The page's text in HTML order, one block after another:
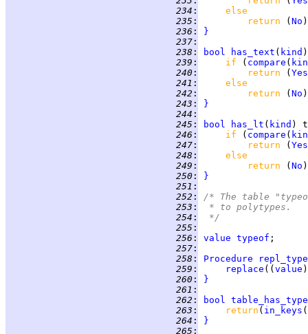
234 :
else
235 : return ( No
236 :
}
237 :
238 : bool has_text ( kind
239 : if ( compare (
240 : return ( Yes
241 :
else
242 : return ( No
243 :
}
244 :
245 : bool has_lt ( kind )
246 : if ( compare (
247 : return ( Yes
248 :
else
249 : return ( No
250 :
}
251 :
252 :
/* The table
253 :
* to polytypes.
254 :
*/
255 :
256 : value typeof
257 :
258 : Procedure
259 : replace (( value
260 :
}
261 :
262 : bool
263 : return ( in_keys (
264 :
}
265 :